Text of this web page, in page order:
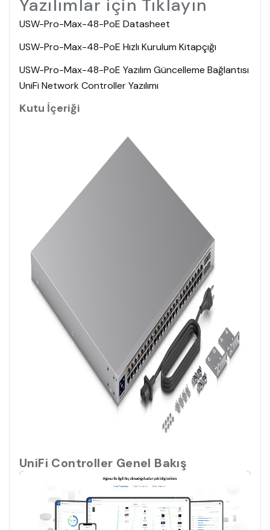
Yazılımlar için Tıklayın
USW-Pro-Max-48-PoE Datasheet
USW-Pro-Max-48-PoE Hızlı Kurulum Kitapçığı
USW-Pro-Max-48-PoE Yazılım Güncelleme Bağlantısı
UniFi Network Controller Yazılımı
Kutu İçeriği
UniFi Controller Genel Bakış